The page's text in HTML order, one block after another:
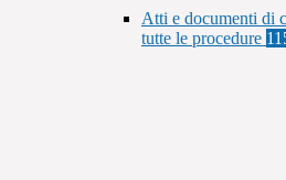
Atti e documenti di
tutte le procedure